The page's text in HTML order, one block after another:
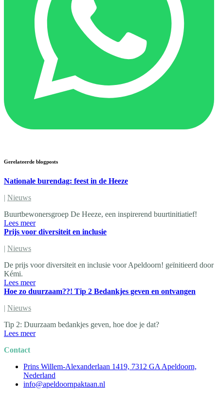
Gerelateerde blogposts
Nationale burendag: feest in de Heeze
| Nieuws
Buurtbewonersgroep De Heeze, een inspirerend buurtinitiatief!
Lees meer
Prijs voor diversiteit en inclusie
| Nieuws
De prijs voor diversiteit en inclusie voor Apeldoorn! geïnitieerd door
Kémi.
Lees meer
Hoe zo duurzaam??! Tip 2 Bedankjes geven en ontvangen
| Nieuws
Tip 2: Duurzaam bedankjes geven, hoe doe je dat?
Lees meer
Contact
Prins Willem-Alexanderlaan 1419, 7312 GA Apeldoorn,
Nederland
info@apeldoornpaktaan.nl